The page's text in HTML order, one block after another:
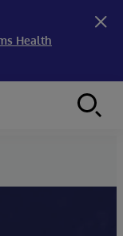
Health